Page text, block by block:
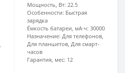
Мощность, Вт: 22.5
Особенности: Быстрая
зарядка
Ёмкость батареи, мА·ч: 30000
Назначение: Для телефонов,
Для планшетов, Для смарт-
часов
Гарантия, мес: 12